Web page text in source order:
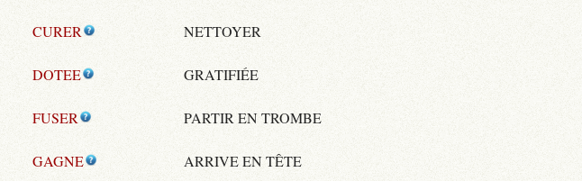
CURER NETTOYER
DOTEE GRATIFIÉE
FUSER PARTIR EN TROMBE
GAGNE ARRIVE EN TÊTE